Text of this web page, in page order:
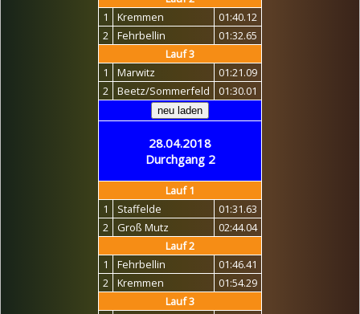
1
Kremmen
01:40.12
2
Fehrbellin
01:32.65
Lauf 3
1
Marwitz
01:21.09
2
Beetz/Sommerfeld 01:30.01
28.04.2018
Durchgang 2
Lauf 1
1
Staffelde
01:31.63
2
Groß Mutz
02:44.04
Lauf 2
1
Fehrbellin
01:46.41
2
Kremmen
01:54.29
Lauf 3